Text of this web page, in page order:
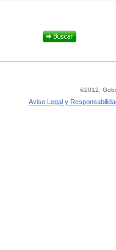
©2012,
Aviso Legal y